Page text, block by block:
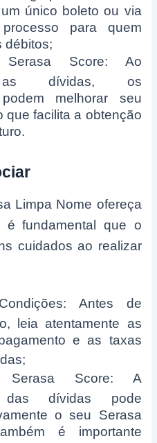
único boleto ou via
para quem
débitos;
Score: Ao
as dívidas, os
melhorar seu
que facilita a obtenção
Limpa Nome ofereça
é fundamental que o
cuidados ao realizar
Antes de
leia atentamente as
e as taxas
Serasa Score: A
das dívidas pode
o seu Serasa
é importante